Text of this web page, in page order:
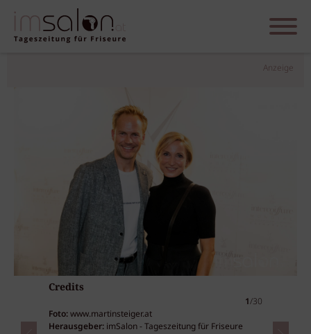
Anzeige
Credits
1/30
Foto:www.martinsteiger.at
Herausgeber: imSalon - Tageszeitung für Friseure